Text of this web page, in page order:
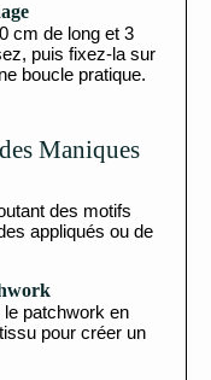
cm de long et 3
puis fixez-la sur
boucle pratique.
Maniques
des motifs
appliqués ou de
patchwork en
pour créer un